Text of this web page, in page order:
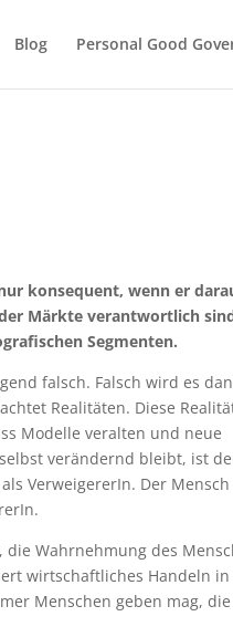
Blog Personal Good
konsequent, wenn er
Märkte verantwortlich
Segmenten.
falsch. Falsch wird es
Realitäten. Diese
Modelle veralten und neue
verändernd bleibt, ist
VerweigererIn. Der Mensch
Wahrnehmung des
wirtschaftliches Handeln
Menschen geben mag,